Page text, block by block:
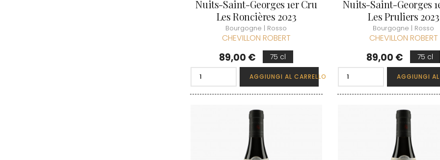
Nuits-Saint-Georges 1er Cru
Les Roncières 2023
Bourgogne | Rosso
CHEVILLON ROBERT
Prezzo
89,00 € 75 cl
AGGIUNGI AL CARRELLO
Nuits-Saint-Georges
Les Pruliers 2023
Bourgogne | Rosso
CHEVILLON ROBERT
Prezzo
89,00 € 75 cl
AGGIUNGI AL